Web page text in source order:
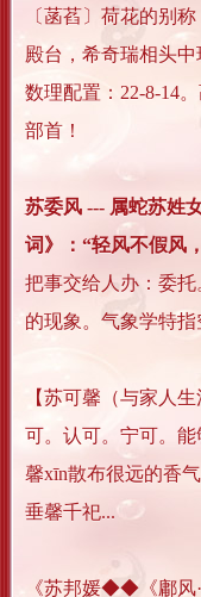
〔菡萏〕荷花的别
殿台，希奇瑞相
数理配置：22-8-14
部首！
苏委风 --- 属蛇苏姓
词》：“轻风不假风
把事交给人办：委托
的现象。气象学特指
【苏可馨（与家
可。认可。宁可。
馨xīn散布很远的香
垂馨千祀...
《苏邦媛◆◆《鄘风